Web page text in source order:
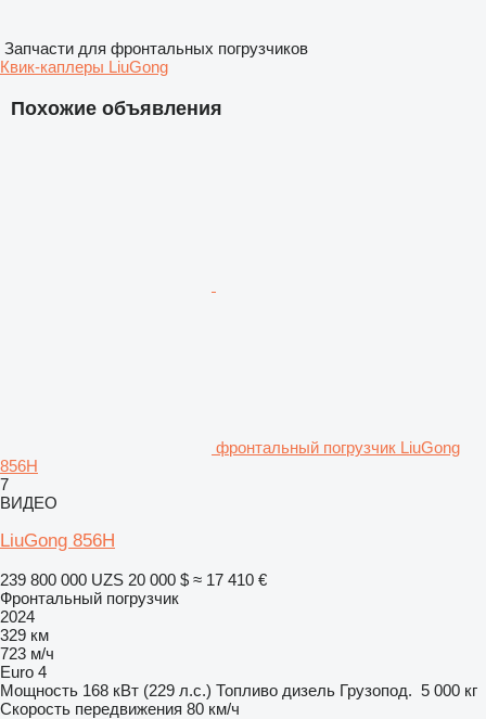
Похожие объявления
фронтальный погрузчик LiuGong
856H
7
ВИДЕО
LiuGong 856H
239 800 000 UZS 20 000 $ ≈ 17 410 €
Фронтальный погрузчик
2024
329 км
723 м/ч
Euro 4
Мощность 168 кВт (229 л.с.) Топливо дизель Грузопод. 5 000 кг
Скорость передвижения 80 км/ч
Запчасти для фронтальных погрузчиков
Квик-каплеры LiuGong